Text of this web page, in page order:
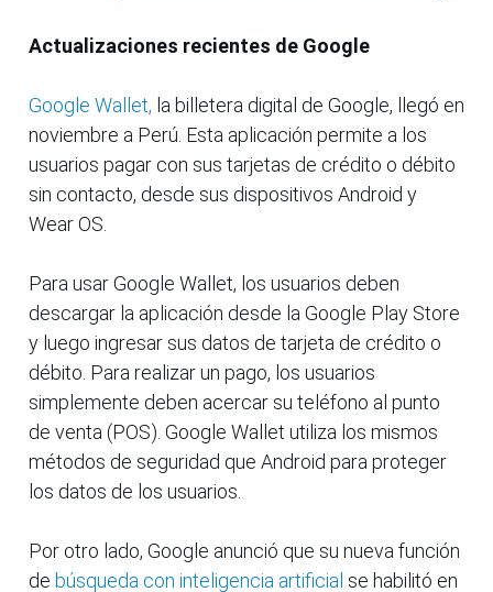
Actualizaciones recientes de Google
Google Wallet, la billetera digital de Google, llegó en
noviembre a Perú. Esta aplicación permite a los
usuarios pagar con sus tarjetas de crédito o débito
sin contacto, desde sus dispositivos Android y
Wear OS.
Para usar Google Wallet, los usuarios deben
descargar la aplicación desde la Google Play Store
y luego ingresar sus datos de tarjeta de crédito o
débito. Para realizar un pago, los usuarios
simplemente deben acercar su teléfono al punto
de venta (POS). Google Wallet utiliza los mismos
métodos de seguridad que Android para proteger
los datos de los usuarios.
Por otro lado, Google anunció que su nueva función
de búsqueda con inteligencia artificial se habilitó en